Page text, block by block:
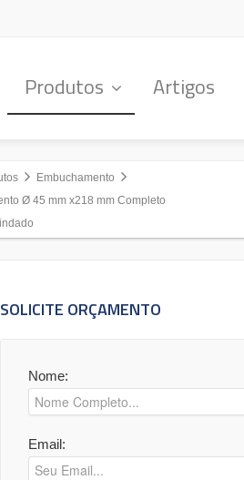
Produtos Artigos
Embuchamento
Ø 45 mm x218 mm Completo
SOLICITE ORÇAMENTO
Nome:
Email: